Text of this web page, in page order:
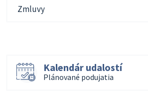
Zmluvy
Kalendár udalostí
Plánované podujatia